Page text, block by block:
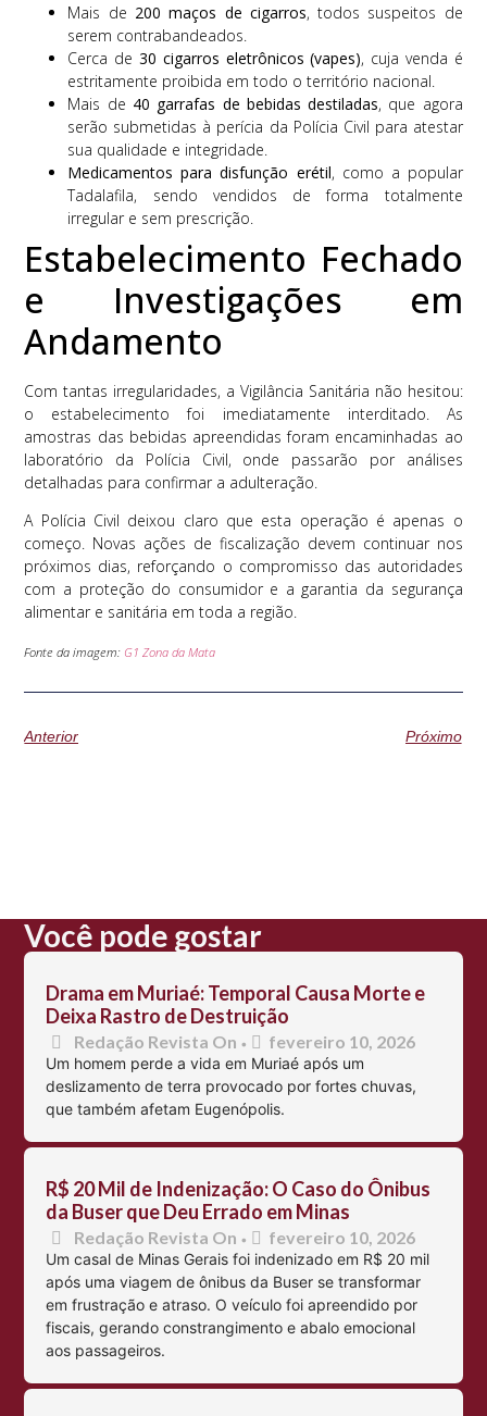
Mais de 200 maços de cigarros, todos suspeitos de
serem contrabandeados.
Cerca de 30 cigarros eletrônicos (vapes), cuja venda é
estritamente proibida em todo o território nacional.
Mais de 40 garrafas de bebidas destiladas, que agora
serão submetidas à perícia da Polícia Civil para atestar
sua qualidade e integridade.
Medicamentos para disfunção erétil, como a popular
Tadalafila, sendo vendidos de forma totalmente
irregular e sem prescrição.
Estabelecimento Fechado
e Investigações em
Andamento
Com tantas irregularidades, a Vigilância Sanitária não hesitou:
o estabelecimento foi imediatamente interditado. As
amostras das bebidas apreendidas foram encaminhadas ao
laboratório da Polícia Civil, onde passarão por análises
detalhadas para confirmar a adulteração.
A Polícia Civil deixou claro que esta operação é apenas o
começo. Novas ações de fiscalização devem continuar nos
próximos dias, reforçando o compromisso das autoridades
com a proteção do consumidor e a garantia da segurança
alimentar e sanitária em toda a região.
Fonte da imagem: G1 Zona da Mata
Anterior Próximo
Você pode gostar
Drama em Muriaé: Temporal Causa Morte e
Deixa Rastro de Destruição
Redação Revista On • fevereiro 10, 2026
Um homem perde a vida em Muriaé após um
deslizamento de terra provocado por fortes chuvas,
que também afetam Eugenópolis.
R$ 20 Mil de Indenização: O Caso do Ônibus
da Buser que Deu Errado em Minas
Redação Revista On • fevereiro 10, 2026
Um casal de Minas Gerais foi indenizado em R$ 20 mil
após uma viagem de ônibus da Buser se transformar
em frustração e atraso. O veículo foi apreendido por
fiscais, gerando constrangimento e abalo emocional
aos passageiros.